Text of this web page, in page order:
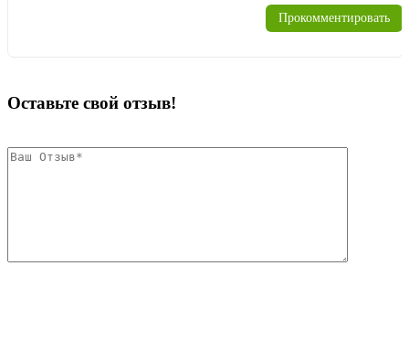
Прокомментировать
Оставьте свой отзыв!